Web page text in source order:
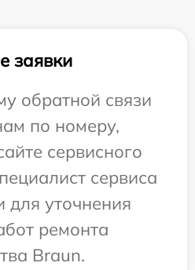
заявки
обратной связи
по номеру,
сервисного
сервиса
для уточнения
ремонта
Braun.